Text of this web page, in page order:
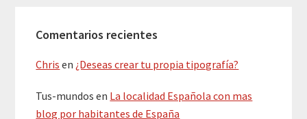
Comentarios recientes
Chris en ¿Deseas crear tu propia tipografía?
Tus-mundos en La localidad Española con mas
blog por habitantes de España